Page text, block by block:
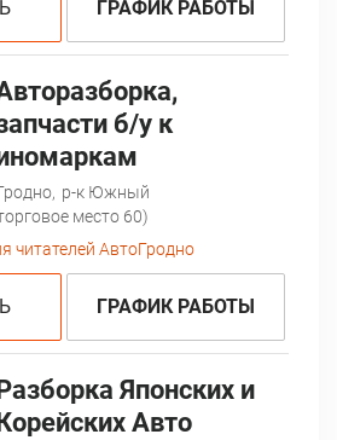
ГРАФИК РАБОТЫ
б/у к
р-к Южный
место 60)
читателей АвтоГродно
ГРАФИК РАБОТЫ
Разборка Японских и
Корейских Авто